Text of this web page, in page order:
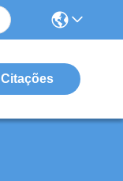
Citações